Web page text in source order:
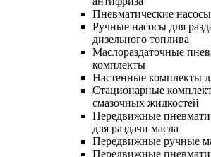
Пневматические
Ручные насосы для
дизельного топлива
Маслораздаточные
комплекты
Настенные комплекты
Стационарные
смазочных жидкостей
Передвижные
для раздачи масла
Передвижные ручные
Передвижные